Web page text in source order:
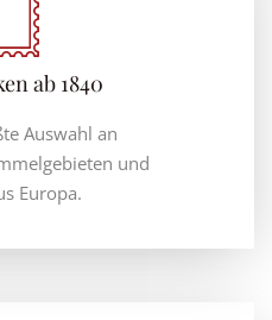
ab 1840
Auswahl an
und
Europa.